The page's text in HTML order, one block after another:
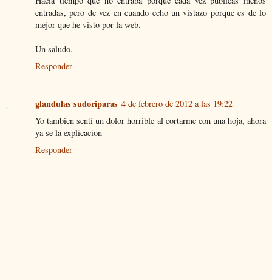
entradas, pero de vez en cuando echo un vistazo porque es de lo
mejor que he visto por la web.
Un saludo.
Responder
glandulas sudoriparas 4 de febrero de 2012 a las 19:22
Yo tambien sentí un dolor horrible al cortarme con una hoja, ahora
ya se la explicacion
Responder